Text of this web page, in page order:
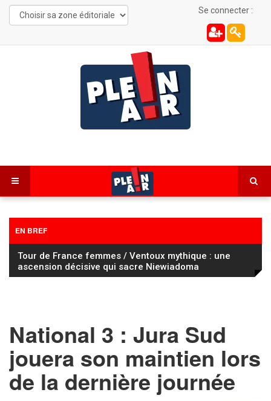
Se connecter :
EN BREF
Tour de France femmes / Ventoux mythique : une
ascension décisive qui sacre Niewiadoma
National 3 : Jura Sud
jouera son maintien lors
de la dernière journée